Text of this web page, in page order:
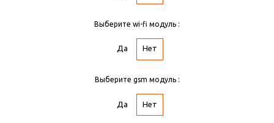
Выберите wi-fi модуль :
Да Нет
Выберите gsm модуль :
Да Нет